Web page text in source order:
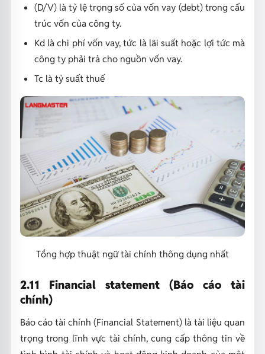
(D/V) là tỷ lệ trọng số của vốn vay (debt) trong cấu
trúc vốn của công ty.
Kd là chi phí vốn vay, tức là lãi suất hoặc lợi tức mà
công ty phải trả cho nguồn vốn vay.
Tc là tỷ suất thuế
Tổng hợp thuật ngữ tài chính thông dụng nhất
2.11 Financial statement (Báo cáo tài
chính)
Báo cáo tài chính (Financial Statement) là tài liệu quan
trọng trong lĩnh vực tài chính, cung cấp thông tin về